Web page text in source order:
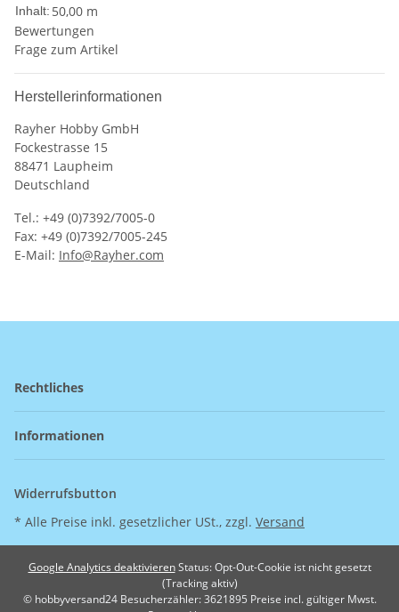
Inhalt: 50,00 m
Bewertungen
Frage zum Artikel
Herstellerinformationen
Rayher Hobby GmbH
Fockestrasse 15
88471 Laupheim
Deutschland
Tel.: +49 (0)7392/7005-0
Fax: +49 (0)7392/7005-245
E-Mail: Info@Rayher.com
Rechtliches
Informationen
Widerrufsbutton
* Alle Preise inkl. gesetzlicher USt., zzgl. Versand
Google Analytics deaktivieren Status: Opt-Out-Cookie ist nicht gesetzt
(Tracking aktiv)
© hobbyversand24Besucherzähler: 3621895 Preise incl. gültiger Mwst.